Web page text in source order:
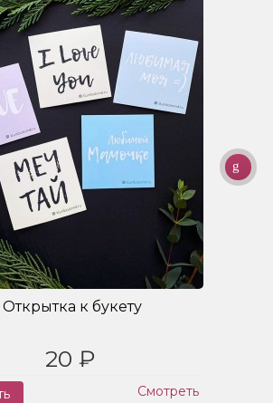
Открытка к букету
20 ₽
Смотреть